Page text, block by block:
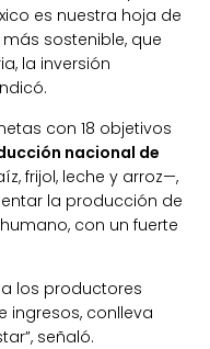
es nuestra hoja de
sostenible, que
la inversión
con 18 objetivos
nacional de
frijol, leche y arroz—,
la producción de
con un fuerte
los productores
ingresos, conlleva
señaló.